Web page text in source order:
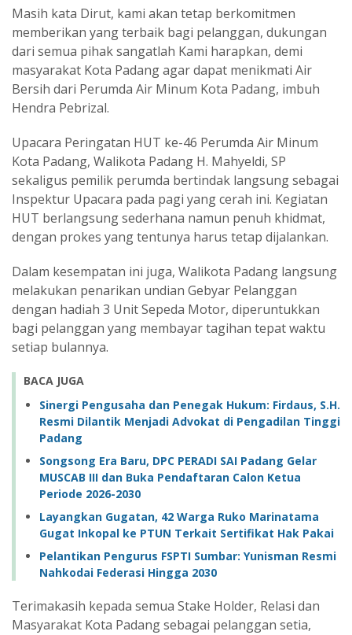
Masih kata Dirut, kami akan tetap berkomitmen
memberikan yang terbaik bagi pelanggan, dukungan
dari semua pihak sangatlah Kami harapkan, demi
masyarakat Kota Padang agar dapat menikmati Air
Bersih dari Perumda Air Minum Kota Padang, imbuh
Hendra Pebrizal.
Upacara Peringatan HUT ke-46 Perumda Air Minum
Kota Padang, Walikota Padang H. Mahyeldi, SP
sekaligus pemilik perumda bertindak langsung sebagai
Inspektur Upacara pada pagi yang cerah ini. Kegiatan
HUT berlangsung sederhana namun penuh khidmat,
dengan prokes yang tentunya harus tetap dijalankan.
Dalam kesempatan ini juga, Walikota Padang langsung
melakukan penarikan undian Gebyar Pelanggan
dengan hadiah 3 Unit Sepeda Motor, diperuntukkan
bagi pelanggan yang membayar tagihan tepat waktu
setiap bulannya.
BACA JUGA
Sinergi Pengusaha dan Penegak Hukum: Firdaus, S.H.
Resmi Dilantik Menjadi Advokat di Pengadilan Tinggi
Padang
Songsong Era Baru, DPC PERADI SAI Padang Gelar
MUSCAB III dan Buka Pendaftaran Calon Ketua
Periode 2026-2030
Layangkan Gugatan, 42 Warga Ruko Marinatama
Gugat Inkopal ke PTUN Terkait Sertifikat Hak Pakai
Pelantikan Pengurus FSPTI Sumbar: Yunisman Resmi
Nahkodai Federasi Hingga 2030
Terimakasih kepada semua Stake Holder, Relasi dan
Masyarakat Kota Padang sebagai pelanggan setia,